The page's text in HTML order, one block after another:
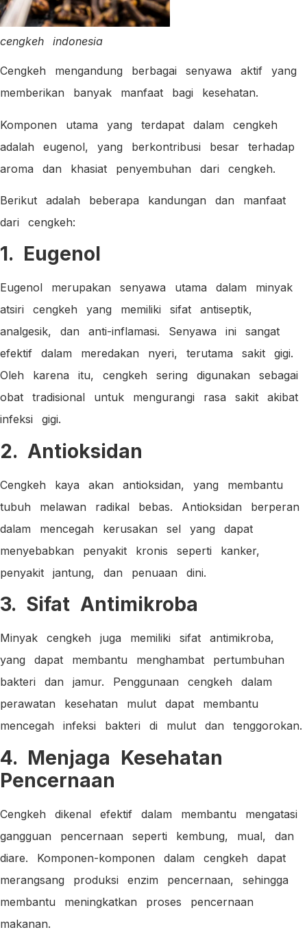
cengkeh indonesia
Cengkeh mengandung berbagai senyawa aktif yang
memberikan banyak manfaat bagi kesehatan.
Komponen utama yang terdapat dalam cengkeh
adalah eugenol, yang berkontribusi besar terhadap
aroma dan khasiat penyembuhan dari cengkeh.
Berikut adalah beberapa kandungan dan manfaat
dari cengkeh:
1. Eugenol
Eugenol merupakan senyawa utama dalam minyak
atsiri cengkeh yang memiliki sifat antiseptik,
analgesik, dan anti-inflamasi. Senyawa ini sangat
efektif dalam meredakan nyeri, terutama sakit gigi.
Oleh karena itu, cengkeh sering digunakan sebagai
obat tradisional untuk mengurangi rasa sakit akibat
infeksi gigi.
2. Antioksidan
Cengkeh kaya akan antioksidan, yang membantu
tubuh melawan radikal bebas. Antioksidan berperan
dalam mencegah kerusakan sel yang dapat
menyebabkan penyakit kronis seperti kanker,
penyakit jantung, dan penuaan dini.
3. Sifat Antimikroba
Minyak cengkeh juga memiliki sifat antimikroba,
yang dapat membantu menghambat pertumbuhan
bakteri dan jamur. Penggunaan cengkeh dalam
perawatan kesehatan mulut dapat membantu
mencegah infeksi bakteri di mulut dan tenggorokan.
4. Menjaga Kesehatan
Pencernaan
Cengkeh dikenal efektif dalam membantu mengatasi
gangguan pencernaan seperti kembung, mual, dan
diare. Komponen-komponen dalam cengkeh dapat
merangsang produksi enzim pencernaan, sehingga
membantu meningkatkan proses pencernaan
makanan.